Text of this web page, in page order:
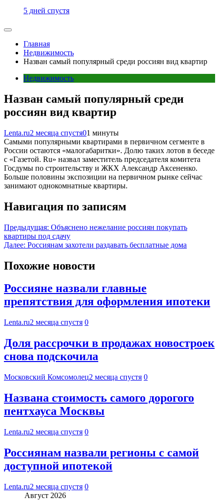
5 дней спустя
Главная
Недвижимость
Назван самый популярный среди россиян вид квартир
Недвижимость
Назван самый популярный среди
россиян вид квартир
Lenta.ru2 месяца спустя01 минуты
Самыми популярными квартирами в первичном сегменте в
России остаются «малогабаритки». Долю таких лотов в беседе
с «Газетой. Ru» назвал заместитель председателя комитета
Госдумы по строительству и ЖКХ Александр Аксененко.
Больше половины экспозиции на первичном рынке сейчас
занимают однокомнатные квартиры.
Навигация по записям
Предыдущая: Объяснено нежелание россиян покупать
квартиры под сдачу
Далее: Россиянам захотели раздавать бесплатные дома
Похожие новости
Россияне назвали главные
препятствия для оформления ипотеки
Lenta.ru2 месяца спустя 0
Доля рассрочки в продажах новостроек
снова подскочила
Московский Комсомолец2 месяца спустя 0
Названа стоимость самого дорогого
пентхауса Москвы
Lenta.ru2 месяца спустя 0
Россиянам назвали регионы с самой
доступной ипотекой
Lenta.ru2 месяца спустя 0
Август 2026